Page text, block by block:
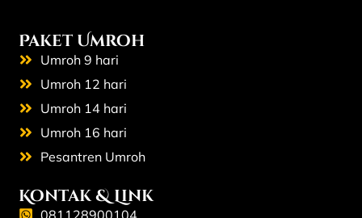
Paket Umroh
Umroh 9 hari
Umroh 12 hari
Umroh 14 hari
Umroh 16 hari
Pesantren Umroh
Kontak & Link
081128900104